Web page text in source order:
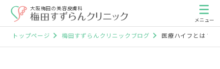
大阪梅田の美容皮膚科
トップページ 梅田すずらんクリニックブログ 医療ハイフとは？